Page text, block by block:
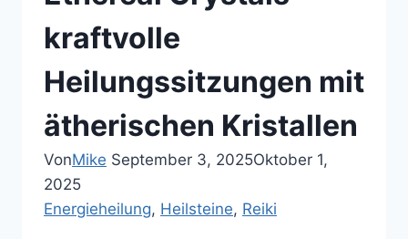
kraftvolle
Heilungssitzungen mit
ätherischen Kristallen
VonMike September 3, 2025Oktober 1,
2025
Energieheilung, Heilsteine, Reiki